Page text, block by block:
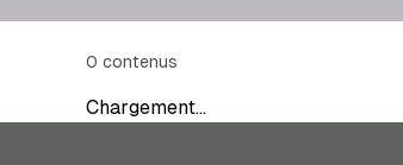
0 contenus
Chargement…